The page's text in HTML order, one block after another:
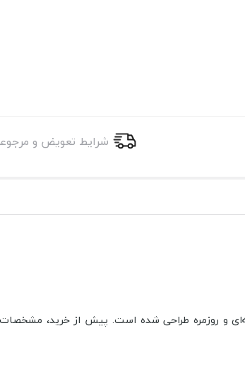
شرایط تعویض و
و روزمره طراحی شده است. پیش از خرید، مشخصات